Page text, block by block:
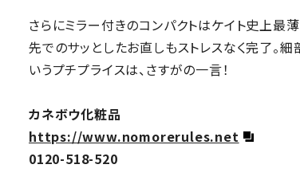
さらにミラー付きのコンパクトはケイト史上最
先でのサッとしたお直しもストレスなく完了
いうプチプライスは、さすがの一言！
カネボウ化粧品
https://www.nomorerules.net
0120-518-520